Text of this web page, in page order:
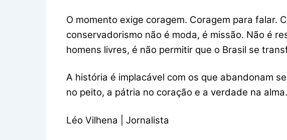
O momento exige coragem. Coragem para falar.
conservadorismo não é moda, é missão. Não é
homens livres, é não permitir que o Brasil se
A história é implacável com os que abandonam
no peito, a pátria no coração e a verdade na alma.
Léo Vilhena | Jornalista